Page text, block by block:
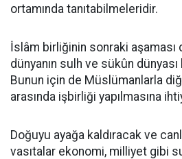
ortamında tanıtabilmeleridir.
İslâm birliğinin sonraki aşaması
dünyanın sulh ve sükûn
Bunun için de Müslümanlarla
arasında işbirliği yapılmasına
Doğuyu ayağa kaldıracak ve
vasıtalar ekonomi, milliyet gibi